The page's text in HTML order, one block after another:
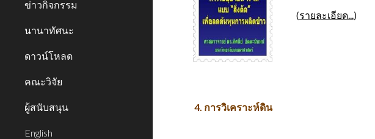
ข่าวกิจกรรม
นานาทัศนะ
ดาวน์โหลด
คณะวิจัย
ผู้สนับสนุน
English
(รายละเอียด...)
4. การวิเคราะห์ดิน